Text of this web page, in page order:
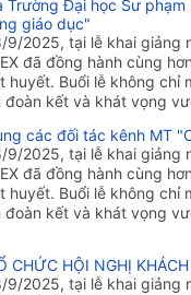
Trường Đại học Sư
giáo dục"
9/2025, tại lễ khai giảng
đã đồng hành cùng
huyết. Buổi lễ không chỉ
đoàn kết và khát vọng
các đối tác kênh MT
9/2025, tại lễ khai giảng
đã đồng hành cùng
huyết. Buổi lễ không chỉ
đoàn kết và khát vọng
CHỨC HỘI NGHỊ
9/2025, tại lễ khai giảng